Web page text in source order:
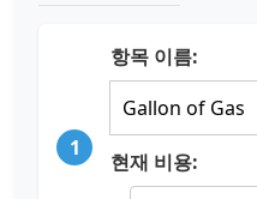
1
항목 이름:
현재 비용: